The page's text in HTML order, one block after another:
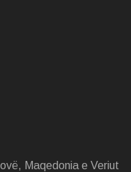
Maqedonia e Veriut